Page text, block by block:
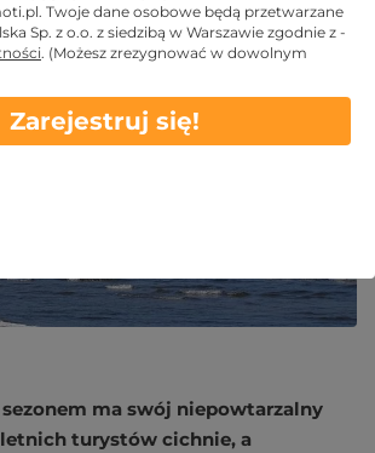
sezonem ma swój niepowtarzalny
turystów cichnie, a
. Twoje dane osobowe będą przetwarzane
Sp. z o.o. z siedzibą w Warszawie zgodnie z -
. (Możesz zrezygnować w dowolnym
Zarejestruj się!